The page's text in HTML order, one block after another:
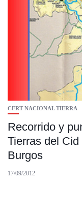
CERT NACIONAL TIERRA
Recorrido y
Tierras del
Burgos
17/09/2012